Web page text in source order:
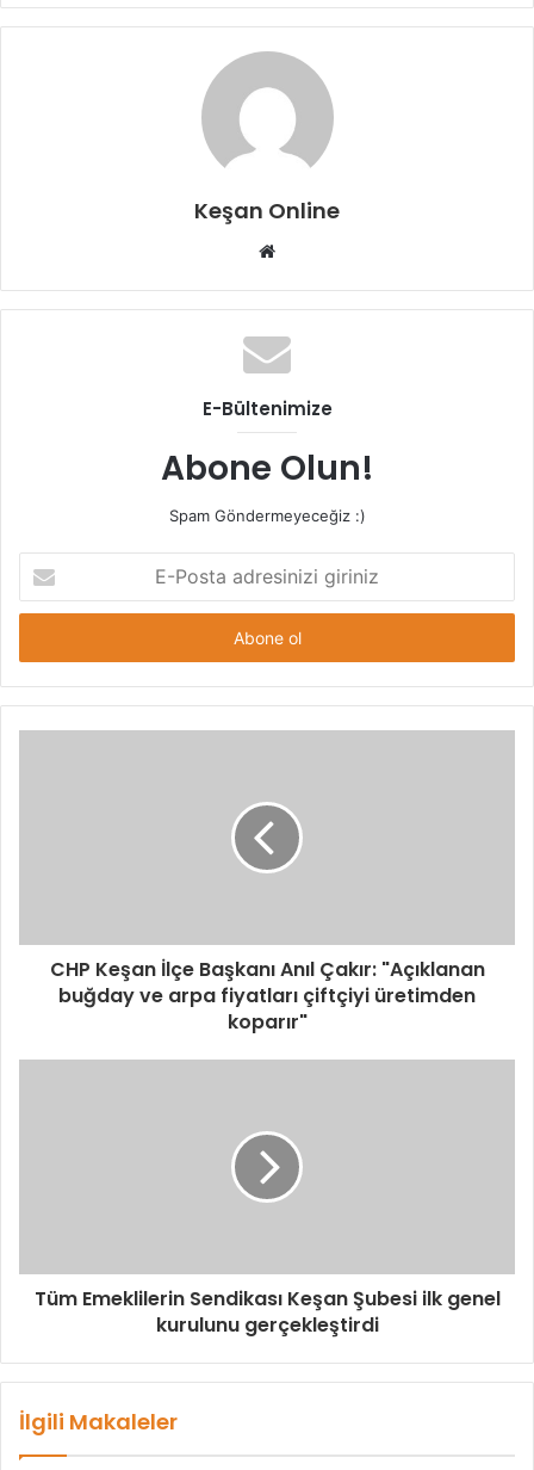
Keşan Online
Web
E-Bültenimize
Abone Olun!
Spam Göndermeyeceğiz :)
Posta
adresinizi
CHP Keşan İlçe Başkanı Anıl Çakır: "Açıklanan
buğday ve arpa fiyatları çiftçiyi üretimden
koparır"
Tüm Emeklilerin Sendikası Keşan Şubesi ilk genel
kurulunu gerçekleştirdi
İlgili Makaleler